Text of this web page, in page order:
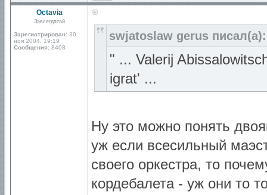
Octavia
Завсегдатай
Зарегистрирован: 30
ноя 2004, 19:19
Сообщения: 8408
swjatoslaw gerus писал(а):
" ... Valerij
igrat' ...
Ну это можно понять
уж если всесильный
своего оркестра, то
кордебалета - уж они то